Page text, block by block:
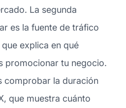
La segunda
es la fuente de tráfico
explica en qué
promocionar tu negocio.
comprobar la duración
que muestra cuánto